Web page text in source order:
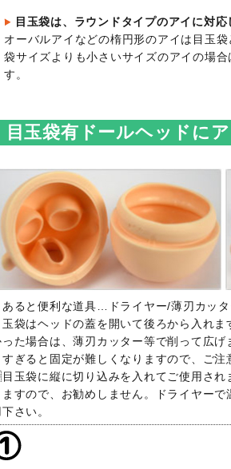
目玉袋は、ラウンドタイプのアイに対応
オーバルアイなどの楕円形のアイは目玉
袋サイズよりも小さいサイズのアイの場
す。
目玉袋有ドールヘッドに
あると便利な道具…ドライヤー/薄刃カッタ
玉袋はヘッドの蓋を開いて後ろから入れ
った場合は、薄刃カッター等で削って広げ
ぎると固定が難しくなりますので、ご注
玉袋に縦に切り込みを入れてご使用され
ますので、お勧めしません。ドライヤーで
さい。